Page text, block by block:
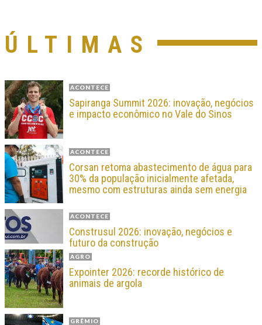
ÚLTIMAS
ACONTECE
Sapiranga Summit 2026: inovação, negócios
e impacto econômico no Vale do Sinos
ACONTECE
Corsan retoma abastecimento de água para
30% da população inicialmente afetada,
mesmo com estruturas ainda sem energia
ACONTECE
Construsul 2026: inovação, negócios e
futuro da construção
AGRO
Expointer 2026: recorde histórico de
animais de argola
GRÊMIO